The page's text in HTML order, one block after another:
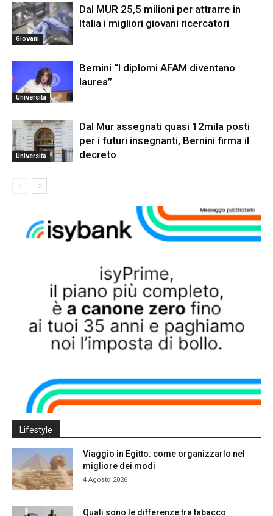
Giovani
Dal MUR 25,5 milioni per attrarre in
Italia i migliori giovani ricercatori
Università
Bernini “I diplomi AFAM diventano
laurea”
Università
Dal Mur assegnati quasi 12mila posti
per i futuri insegnanti, Bernini firma il
decreto
Lifestyle
Viaggio in Egitto: come organizzarlo nel
migliore dei modi
4 Agosto 2026
Quali sono le differenze tra tabacco